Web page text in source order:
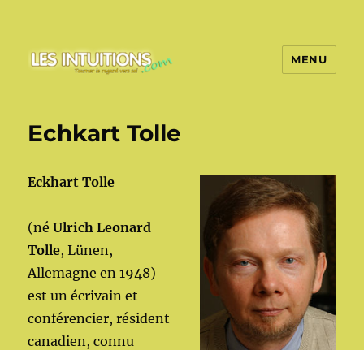
MENU
Echkart Tolle
Eckhart Tolle
(néUlrich Leonard
Tolle, Lünen,
Allemagne en 1948)
est un écrivain et
conférencier, résident
canadien, connu